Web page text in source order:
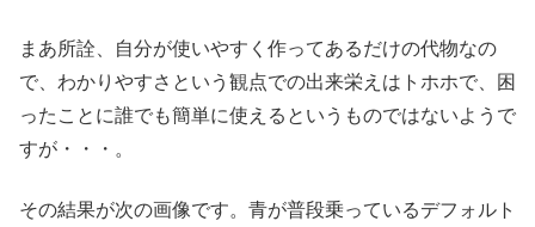
まあ所詮、自分が使いやすく作ってあるだけの代物なの
で、わかりやすさという観点での出来栄えはトホホで、困
ったことに誰でも簡単に使えるというものではないようで
すが・・・。
その結果が次の画像です。青が普段乗っているデフォルト